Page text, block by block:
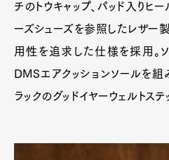
チのトウキャップ、パッド入りヒ
ーズシューズを参照したレザー
用性を追求した仕様を採用。
DMSエアクッションソールを組
ラックのグッドイヤーウェルトス